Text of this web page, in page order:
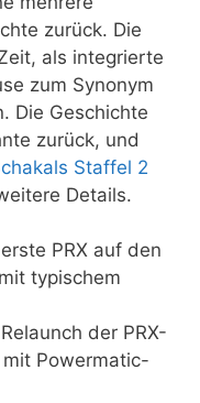
zurück. Die
als integrierte
zum Synonym
Die Geschichte
zurück, und
Staffel 2
Details.
PRX auf den
typischem
der PRX-
Powermatic-